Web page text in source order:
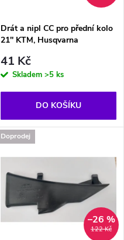
Drát a nipl CC pro přední kolo
21'' KTM, Husqvarna
41 Kč
Skladem >5 ks
DO KOŠÍKU
Doprodej
122 Kč
–26 %